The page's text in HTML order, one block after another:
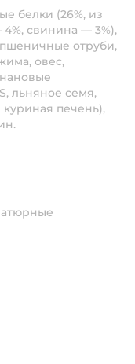
белки (26%, из
4%, свинина — 3%),
пшеничные отруби,
овес,
льняное семя,
печень),